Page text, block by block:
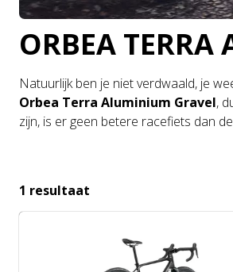
ORBEA
Natuurlijk ben je niet verdwaald, je
Orbea Terra Aluminium Gravel,
zijn, is er geen betere racefiets dan
1 resultaat